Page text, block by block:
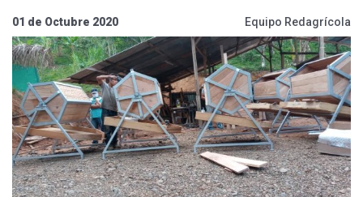
01 de Octubre 2020 Equipo Redagrícola